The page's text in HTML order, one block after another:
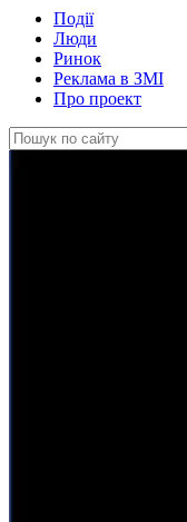
Події
Люди
Ринок
Реклама в ЗМІ
Про проект